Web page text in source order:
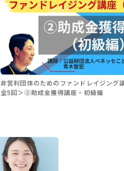
非営利団体のためのファンドレイジング
全5回＞②助成金獲得講座・初級編